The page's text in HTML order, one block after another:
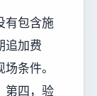
有包含施
追加费
条件。
第四，验